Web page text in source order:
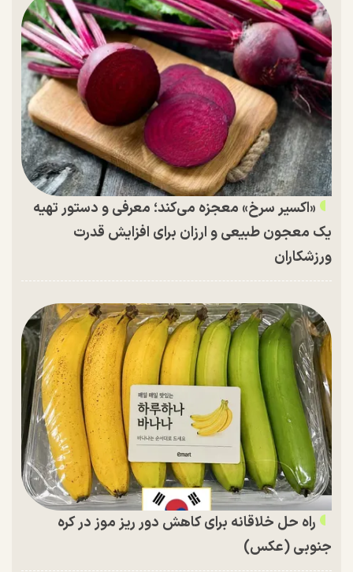
«اکسیر سرخ» معجزه می‌کند؛ معرفی و دستور تهیه
یک معجون طبیعی و ارزان برای افزایش قدرت
ورزشکاران
راه حل خلاقانه برای کاهش دور ریز موز در کره
جنوبی (عکس)